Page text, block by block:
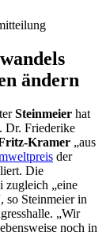
ändern
Steinmeier hat
Dr. Friederike
Kramer „aus
der
Die
zugleich „eine
so Steinmeier in
„Wir
noch in